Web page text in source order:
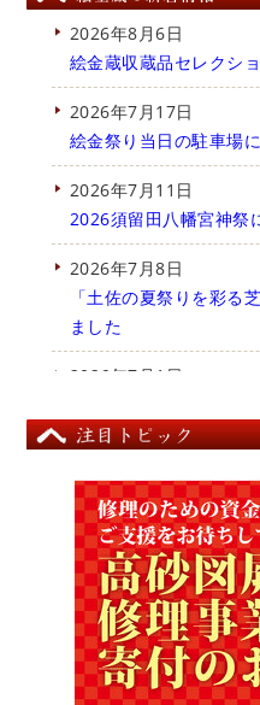
2026年8月6日
絵金蔵収蔵品セレクシ
2026年7月17日
絵金祭り当日の駐車場
2026年7月11日
2026須留田八幡宮神祭
2026年7月8日
「土佐の夏祭りを彩る
ました
2026年7月1日
2026年6月21日
梼原へ講演会に行って
2026年6月18日
【予告】絵金蔵ミニコ
晶の音。ー
2026年6月14日
【予告】お祭りと令和